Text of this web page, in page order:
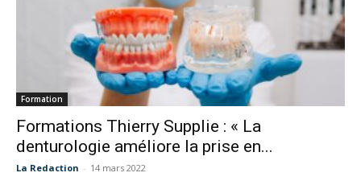
Formation
Formations Thierry Supplie : « La
denturologie améliore la prise en...
La Redaction - 14 mars 2022